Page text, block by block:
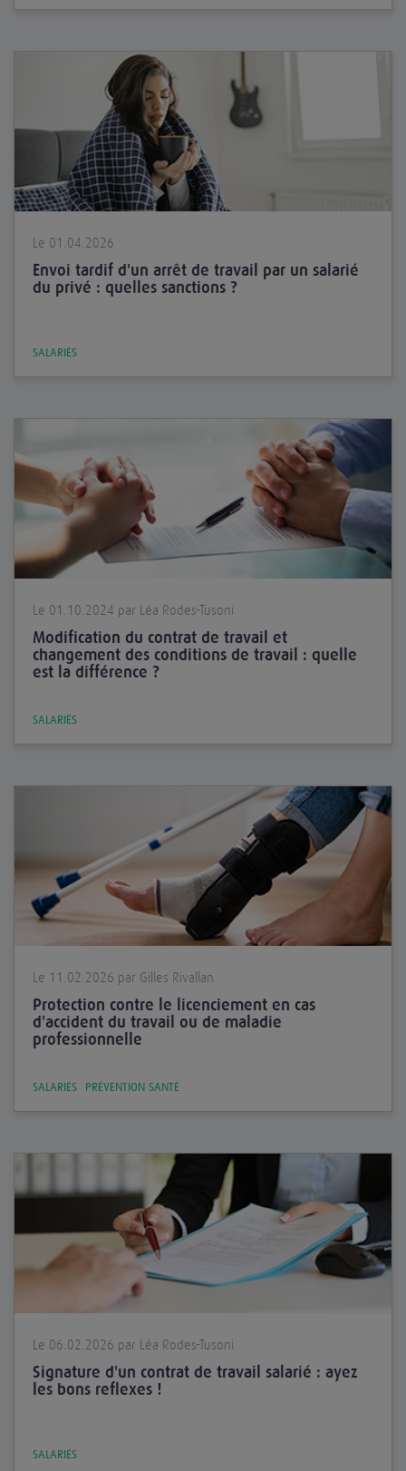
Le 01.04.2026
Envoi tardif d'un arrêt de travail par un salarié
du privé : quelles sanctions ?
SALARIÉS
Le 01.10.2024 par Léa Rodes-Tusoni
Modification du contrat de travail et
changement des conditions de travail : quelle
est la différence ?
SALARIÉS
Le 11.02.2026 par Gilles Rivallan
Protection contre le licenciement en cas
d'accident du travail ou de maladie
professionnelle
SALARIÉS PRÉVENTION SANTÉ
Le 06.02.2026 par Léa Rodes-Tusoni
Signature d'un contrat de travail salarié : ayez
les bons reflexes !
SALARIÉS